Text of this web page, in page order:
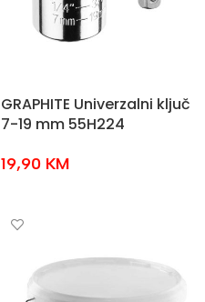
GRAPHITE Univerzalni ključ
7-19 mm 55H224
19,90 KM